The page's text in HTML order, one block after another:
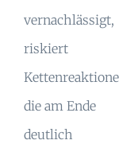
vernachlässigt,
riskiert
die am Ende
deutlich